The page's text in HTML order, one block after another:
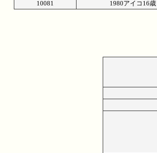
10081
1980アイコ16歳